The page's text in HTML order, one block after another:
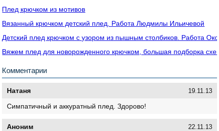
Плед крючком из мотивов
Вязанный крючком детский плед. Работа Людмилы Ильичевой
Детский плед крючком с узором из пышным столбиков. Работа
Вяжем плед для новорожденного крючком, большая подборка
Комментарии
Натаня 19.11.13
Симпатичный и аккуратный плед. Здорово!
Аноним 22.11.13